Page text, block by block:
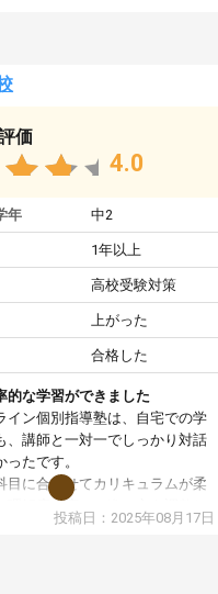
価
4.0
年 中2
1年以上
高校受験対策
上がった
合格した
的な学習ができました
イン個別指導塾は、自宅での学
、講師と一対一でしっかり対話
たです。
目に合わせてカリキュラムが柔
理解度に応じて進み方を調整し
投稿日：2025年08月17日